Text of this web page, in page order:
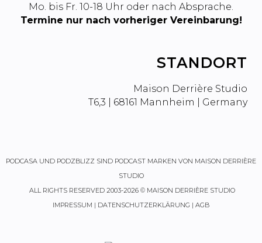
Mo. bis Fr. 10-18 Uhr oder nach Absprache.
Termine nur nach vorheriger Vereinbarung!
STANDORT
Maison Derrière Studio
T6,3 | 68161 Mannheim | Germany
PODCASA UND PODZBLIZZ SIND PODCAST MARKEN VON MAISON DERRIÈRE
STUDIO
ALL RIGHTS RESERVED 2003-2026 © MAISON DERRIÈRE STUDIO
IMPRESSUM | DATENSCHUTZERKLÄRUNG | AGB